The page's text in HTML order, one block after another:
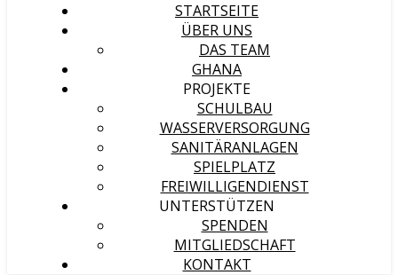
STARTSEITE
ÜBER UNS
DAS TEAM
GHANA
PROJEKTE
SCHULBAU
WASSERVERSORGUNG
SANITÄRANLAGEN
SPIELPLATZ
FREIWILLIGENDIENST
UNTERSTÜTZEN
SPENDEN
MITGLIEDSCHAFT
KONTAKT